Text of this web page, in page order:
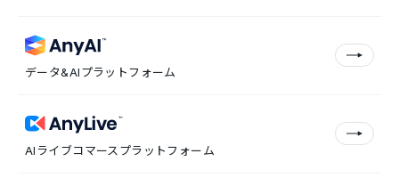
データ&AIプラットフォーム
AIライブコマースプラットフォーム